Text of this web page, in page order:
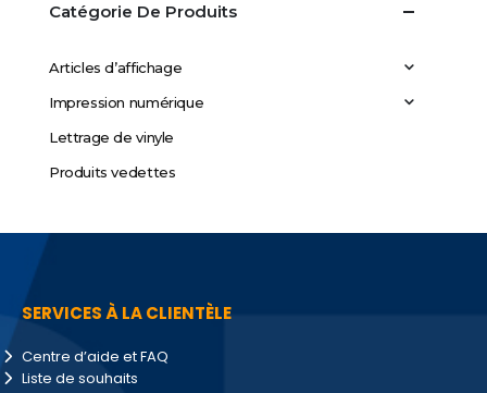
Catégorie De Produits
Articles d’affichage
Impression numérique
Lettrage de vinyle
Produits vedettes
SERVICES À LA CLIENTÈLE
Centre d’aide et FAQ
Liste de souhaits